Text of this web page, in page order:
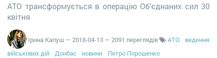
АТО трансформується в операцію Об'єднаних сил 30
квітня
Ірина Капуш — 2018-04-13 — 2091 переглядів АТО
ведення
військових дій
Донбас новини Петро Порошенко